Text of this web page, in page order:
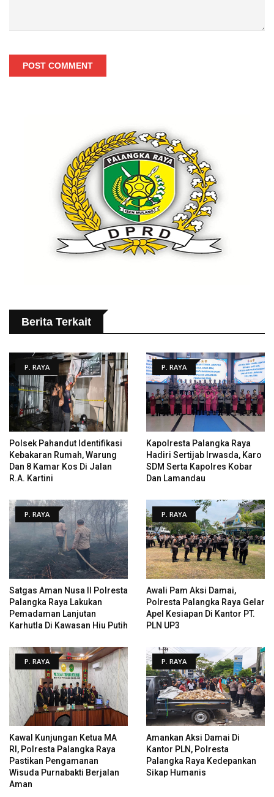
POST COMMENT
Berita Terkait
P. RAYA
Polsek Pahandut Identifikasi
Kebakaran Rumah, Warung
Dan 8 Kamar Kos Di Jalan
R.A. Kartini
P. RAYA
Kapolresta Palangka Raya
Hadiri Sertijab Irwasda, Karo
SDM Serta Kapolres Kobar
Dan Lamandau
P. RAYA
Satgas Aman Nusa II Polresta
Palangka Raya Lakukan
Pemadaman Lanjutan
Karhutla Di Kawasan Hiu Putih
P. RAYA
Awali Pam Aksi Damai,
Polresta Palangka Raya Gelar
Apel Kesiapan Di Kantor PT.
PLN UP3
P. RAYA
Kawal Kunjungan Ketua MA
RI, Polresta Palangka Raya
Pastikan Pengamanan
Wisuda Purnabakti Berjalan
Aman
P. RAYA
Amankan Aksi Damai Di
Kantor PLN, Polresta
Palangka Raya Kedepankan
Sikap Humanis